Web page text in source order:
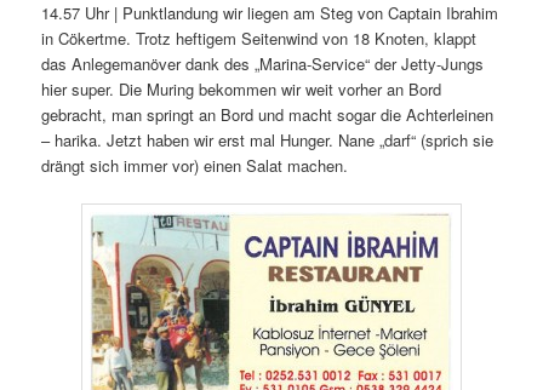
14.57 Uhr | Punktlandung wir liegen am Steg von Captain Ibrahim
in Cökertme. Trotz heftigem Seitenwind von 18 Knoten, klappt
das Anlegemanöver dank des „Marina-Service“ der Jetty-Jungs
hier super. Die Muring bekommen wir weit vorher an Bord
gebracht, man springt an Bord und macht sogar die Achterleinen
– harika. Jetzt haben wir erst mal Hunger. Nane „darf“ (sprich sie
drängt sich immer vor) einen Salat machen.